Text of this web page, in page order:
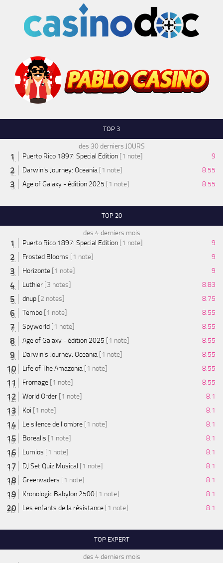
TOP 3
des 30 derniers JOURS
Puerto Rico 1897: Special Edition [1 note]
9
Darwin's Journey: Oceania [1 note]
8.55
Age of Galaxy - édition 2025 [1 note] 8.55
TOP 20
des 4 derniers mois
Puerto Rico 1897: Special Edition [1 note]
9
Frosted Blooms [1 note]
9
Horizonte [1 note]
9
Luthier [3 notes]
8.83
dnup [2 notes]
8.75
Tembo [1 note]
8.55
Spyworld [1 note]
8.55
Age of Galaxy - édition 2025 [1 note]
8.55
Darwin's Journey: Oceania [1 note]
8.55
Life of The Amazonia [1 note]
8.55
Fromage [1 note]
8.55
World Order [1 note]
8.1
Koi [1 note]
8.1
Le silence de l'ombre [1 note]
8.1
Borealis [1 note]
8.1
Lumios [1 note]
8.1
DJ Set Quiz Musical [1 note]
8.1
Greenvaders [1 note]
8.1
Kronologic Babylon 2500 [1 note]
8.1
Les enfants de la résistance [1 note] 8.1
TOP EXPERT
des 4 derniers mois